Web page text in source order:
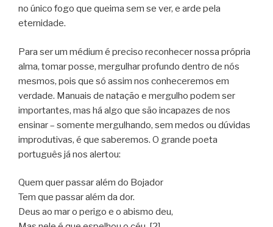
no único fogo que queima sem se ver, e arde pela
eternidade.
Para ser um médium é preciso reconhecer nossa própria
alma, tomar posse, mergulhar profundo dentro de nós
mesmos, pois que só assim nos conheceremos em
verdade. Manuais de natação e mergulho podem ser
importantes, mas há algo que são incapazes de nos
ensinar – somente mergulhando, sem medos ou dúvidas
improdutivas, é que saberemos. O grande poeta
português já nos alertou:
Quem quer passar além do Bojador
Tem que passar além da dor.
Deus ao mar o perigo e o abismo deu,